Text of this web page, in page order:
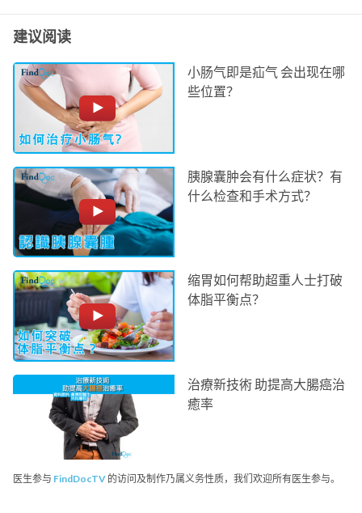
建议阅读
小肠气即是疝气 会出现在哪
些位置？
胰腺囊肿会有什么症状？有
什么检查和手术方式？
缩胃如何帮助超重人士打破
体脂平衡点？
治療新技術 助提高大腸癌治
癒率
医生参与 FindDocTV 的访问及制作乃属义务性质，我们欢迎所有医生参与。